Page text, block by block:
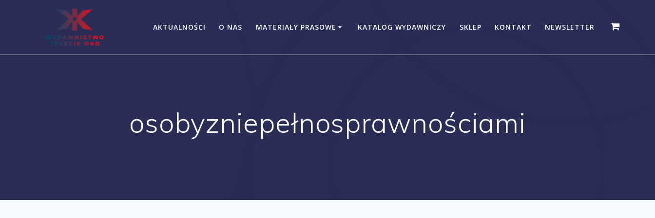
AKTUALNOŚCI O NAS MATERIAŁY PRASOWE KATALOG WYDAWNICZY SKLEP KONTAKT NEWSLETTER
osobyzniepełnosprawnościami